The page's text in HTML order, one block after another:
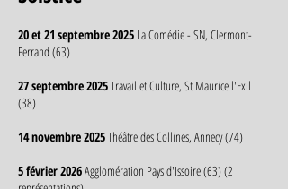
20 et 21 septembre 2025 La Comédie - SN, Clermont-
Ferrand (63)
27 septembre 2025Travail et Culture, St Maurice l'Exil
(38)
14 novembre 2025Théâtre des Collines, Annecy (74)
5 février 2026Agglomération Pays d'Issoire (63) (2